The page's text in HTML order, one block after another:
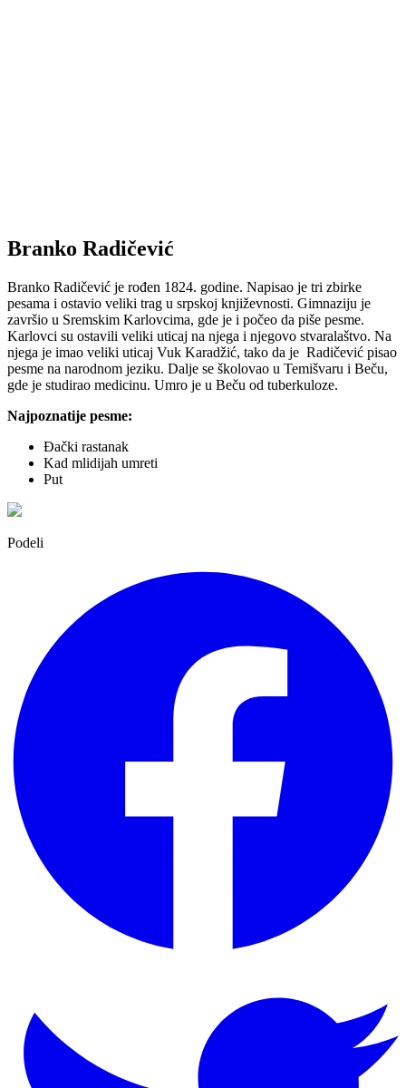
Branko Radičević
Branko Radičević je rođen 1824. godine. Napisao je tri zbirke
pesama i ostavio veliki trag u srpskoj književnosti. Gimnaziju je
završio u Sremskim Karlovcima, gde je i počeo da piše pesme.
Karlovci su ostavili veliki uticaj na njega i njegovo stvaralaštvo. Na
njega je imao veliki uticaj Vuk Karadžić, tako da je Radičević pisao
pesme na narodnom jeziku. Dalje se školovao u Temišvaru i Beču,
gde je studirao medicinu. Umro je u Beču od tuberkuloze.
Najpoznatije pesme:
Đački rastanak
Kad mlidijah umreti
Put
Podeli